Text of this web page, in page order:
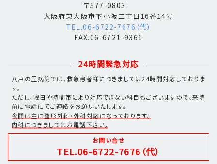
〒577-0803
大阪府東大阪市下小阪三丁目16番14号
TEL.06-6722-7676（代）
FAX.06-6721-9361
24時間緊急対応
八戸の里病院では、救急患者様につきましては24時間対応しておりま
す。
ただし、曜日や時間帯により対応できない科目もございますので、来院
前に電話にてご連絡をお願いいたします。
夜間は主に整形外科・外科対応になっております。
内科につきましてはお電話下さい。
お問い合せ
TEL.06-6722-7676（代）